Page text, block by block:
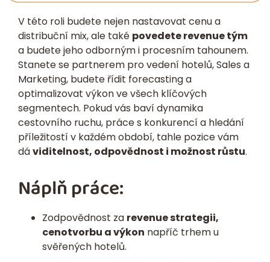
V této roli budete nejen nastavovat cenu a
distribuční mix, ale také povedete revenue tým
a budete jeho odborným i procesním tahounem.
Stanete se partnerem pro vedení hotelů, Sales a
Marketing, budete řídit forecasting a
optimalizovat výkon ve všech klíčových
segmentech. Pokud vás baví dynamika
cestovního ruchu, práce s konkurencí a hledání
příležitostí v každém období, tahle pozice vám
dáviditelnost, odpovědnost i možnost růstu.
Náplň práce:
Zodpovědnost za revenue strategii,
cenotvorbu a výkon napříč trhem u
svěřených hotelů.